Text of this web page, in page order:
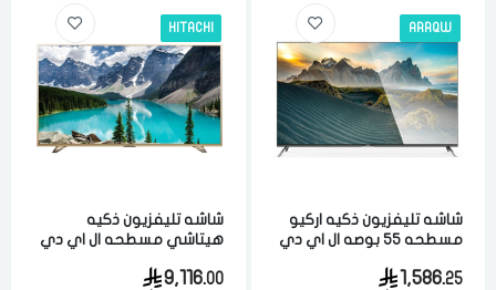
ARRQW
شاشه تليفزيون ذكيه اركيو
مسطحه 55 بوصه ال اي دي
تشغيل أندرويد 11 اسود
1,586.25
HITACHI
شاشه تليفزيون ذكيه
هيتاشي مسطحه ال اي دي
ذهبي9,116.00